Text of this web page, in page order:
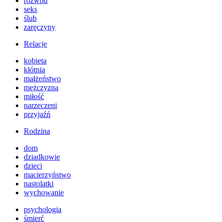
seks
ślub
zaręczyny
Relacje
kobieta
kłótnia
małżeństwo
mężczyzna
miłość
narzeczeni
przyjaźń
Rodzina
dom
dziadkowie
dzieci
macierzyństwo
nastolatki
wychowanie
psychologia
śmierć